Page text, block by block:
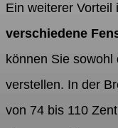
Ein weiterer Vorteil
verschiedene
können Sie
verstellen. In der
von 74 bis 110